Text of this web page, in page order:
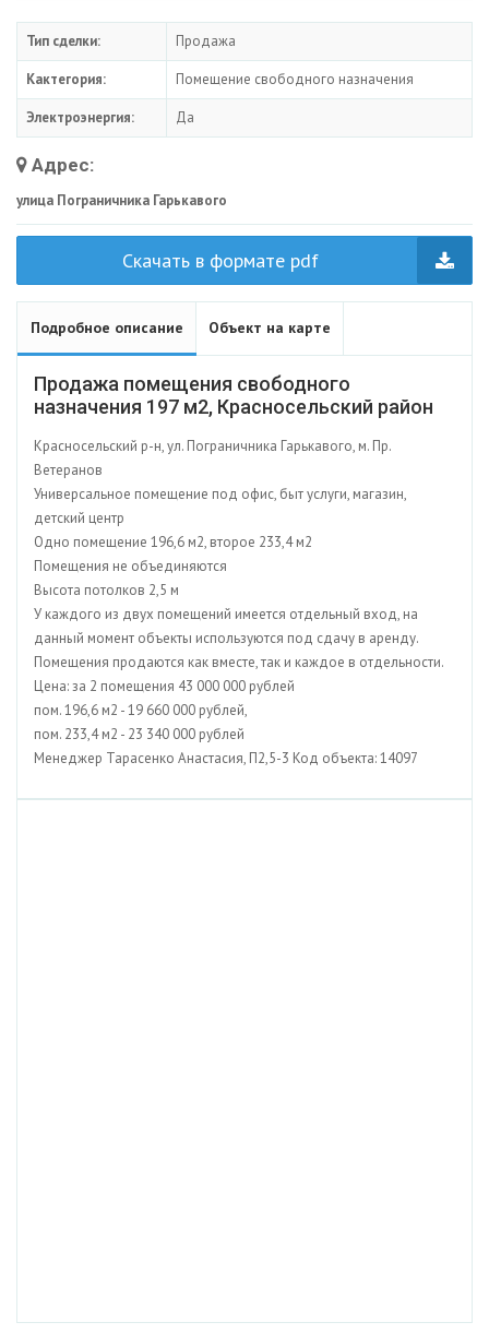
Тип сделки: Продажа
Кактегория: Помещение свободного назначения
Электроэнергия: Да
Адрес:
улица Пограничника Гарькавого
Скачать в формате pdf
Подробное описание Объект на карте
Продажа помещения свободного
назначения 197 м2, Красносельский район
Красносельский р-н, ул. Пограничника Гарькавого, м. Пр.
Ветеранов
Универсальное помещение под офис, быт услуги, магазин,
детский центр
Одно помещение 196,6 м2, второе 233,4 м2
Помещения не объединяются
Высота потолков 2,5 м
У каждого из двух помещений имеется отдельный вход, на
данный момент объекты используются под сдачу в аренду.
Помещения продаются как вместе, так и каждое в отдельности.
Цена: за 2 помещения 43 000 000 рублей
пом. 196,6 м2 - 19 660 000 рублей,
пом. 233,4 м2 - 23 340 000 рублей
Менеджер Тарасенко Анастасия, П2,5-3 Код объекта: 14097